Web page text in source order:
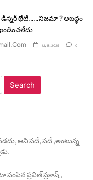
డిన్నర్ భేటీ……నిజమా ? అబద్ధం
July 18, 2025 0
అని పదే, పదే ,అంటున్న
పంపిన ప్రవీణ్ ప్రకాష్ ,